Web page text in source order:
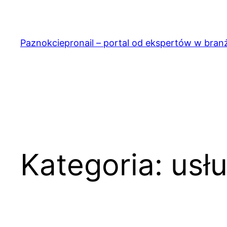
treściPaznokciepronail – portal od ekspertów w
Kategoria: